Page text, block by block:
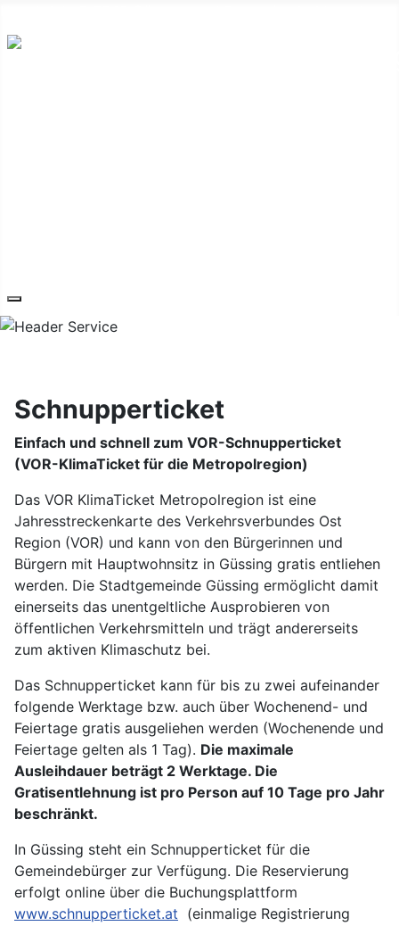
Schnupperticket
Einfach und schnell zum VOR-Schnupperticket
(VOR-KlimaTicket für die Metropolregion)
Das VOR KlimaTicket Metropolregion ist eine
Jahresstreckenkarte des Verkehrsverbundes Ost
Region (VOR) und kann von den Bürgerinnen und
Bürgern mit Hauptwohnsitz in Güssing gratis entliehen
werden. Die Stadtgemeinde Güssing ermöglicht damit
einerseits das unentgeltliche Ausprobieren von
öffentlichen Verkehrsmitteln und trägt andererseits
zum aktiven Klimaschutz bei.
Das Schnupperticket kann für bis zu zwei aufeinander
folgende Werktage bzw. auch über Wochenend- und
Feiertage gratis ausgeliehen werden (Wochenende und
Feiertage gelten als 1 Tag). Die maximale
Ausleihdauer beträgt 2 Werktage. Die
Gratisentlehnung ist pro Person auf 10 Tage pro Jahr
beschränkt.
In Güssing steht ein Schnupperticket für die
Gemeindebürger zur Verfügung. Die Reservierung
erfolgt online über die Buchungsplattform
www.schnupperticket.at (einmalige Registrierung